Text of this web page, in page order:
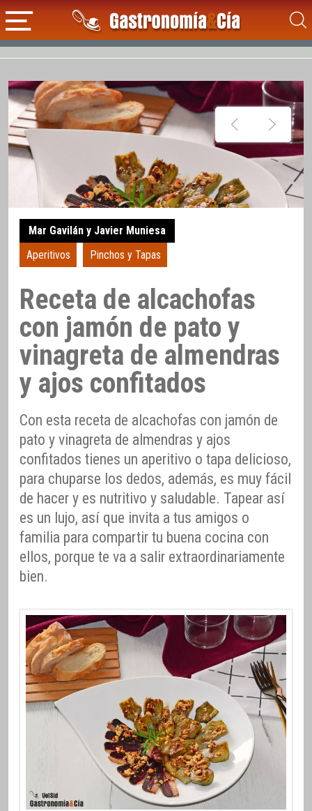
Mar Gavilán y Javier Muniesa
Aperitivos
Pinchos y Tapas
Receta de alcachofas
con jamón de pato y
vinagreta de almendras
y ajos confitados
Con esta receta de alcachofas con jamón de
pato y vinagreta de almendras y ajos
confitados tienes un aperitivo o tapa delicioso,
para chuparse los dedos, además, es muy fácil
de hacer y es nutritivo y saludable. Tapear así
es un lujo, así que invita a tus amigos o
familia para compartir tu buena cocina con
ellos, porque te va a salir extraordinariamente
bien.